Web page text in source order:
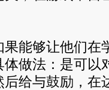
能够让他们在
做法：是可以
给与鼓励，在